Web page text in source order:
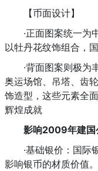
【币面设计】
·正面图案统一为
以牡丹花纹饰组合，
·背面图案则极为丰
奥运场馆、吊塔、齿
饰造型，这些元素全
辉煌成就
影响2009年建国
·基础银价：国际
影响银币的材质价值。